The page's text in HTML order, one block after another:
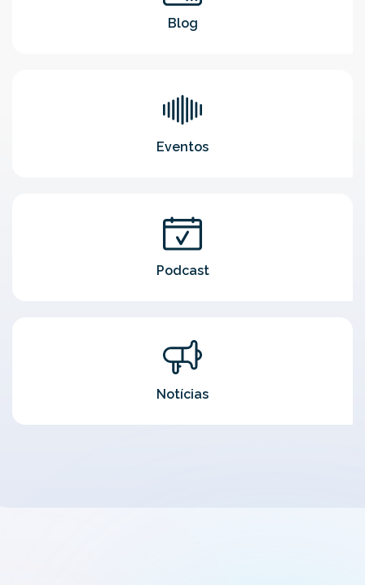
Blog
Eventos
Podcast
Notícias